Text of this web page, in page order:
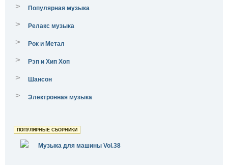
> Популярная музыка
> Релакс музыка
> Рок и Метал
> Рэп и Хип Хоп
> Шансон
> Электронная музыка
ПОПУЛЯРНЫЕ СБОРНИКИ
Музыка для машины Vol.38